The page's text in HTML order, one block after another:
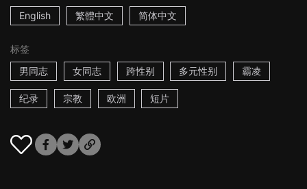
English
繁體中文 简体中文
标签
男同志
女同志 跨性别 多元性别 霸凌
纪录 宗教 欧洲 短片